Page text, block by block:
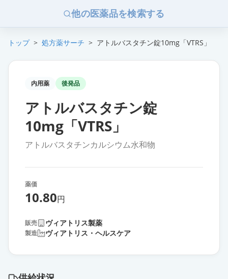
他の医薬品を検索する
トップ > 処方薬サーチ > アトルバスタチン錠10mg「VTRS」
内用薬 後発品
アトルバスタチン錠
10mg「VTRS」
アトルバスタチンカルシウム水和物
薬価
10.80円
販売 ヴィアトリス製薬
製造 ヴィアトリス・ヘルスケア